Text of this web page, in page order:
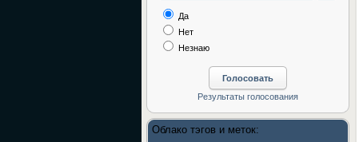
Да
Нет
Незнаю
Облако тэгов и меток: